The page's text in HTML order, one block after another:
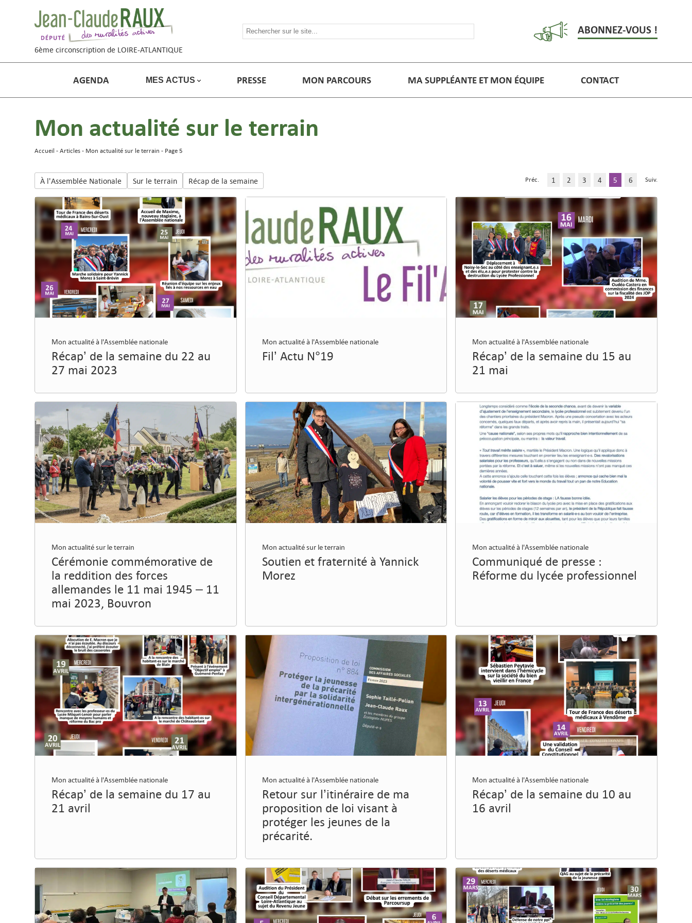
6ème circonscription de LOIRE-ATLANTIQUE
ABONNEZ-VOUS !
AGENDA MES ACTUS PRESSE MON PARCOURS MA SUPPLÉANTE ET MON ÉQUIPE CONTACT
Mon actualité sur le terrain
Accueil Articles Mon actualité sur le terrain Page 5
À l'Assemblée Nationale Sur le terrain Récap de la semaine Préc. 1 2 3 4 5 6 Suiv.
Mon actualité à l'Assemblée nationale
Récap’ de la semaine du 22 au
27 mai 2023
Mon actualité à l'Assemblée nationale
Fil’ Actu N°19
Mon actualité à l'Assemblée nationale
Récap’ de la semaine du 15 au
21 mai
Mon actualité sur le terrain
Cérémonie commémorative de
la reddition des forces
allemandes le 11 mai 1945 – 11
mai 2023, Bouvron
Mon actualité sur le terrain
Soutien et fraternité à Yannick
Morez
Mon actualité à l'Assemblée nationale
Communiqué de presse :
Réforme du lycée professionnel
Mon actualité à l'Assemblée nationale
Récap’ de la semaine du 17 au
21 avril
Mon actualité à l'Assemblée nationale
Retour sur l’itinéraire de ma
proposition de loi visant à
protéger les jeunes de la
précarité.
Mon actualité à l'Assemblée nationale
Récap’ de la semaine du 10 au
16 avril